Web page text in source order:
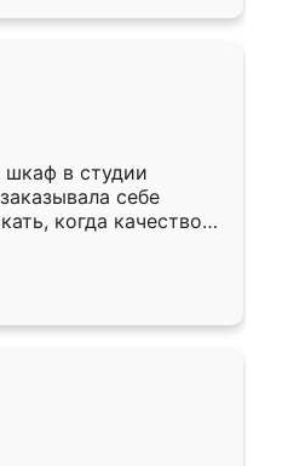
шкаф в студии
себе
когда качеством
кухня уже почти